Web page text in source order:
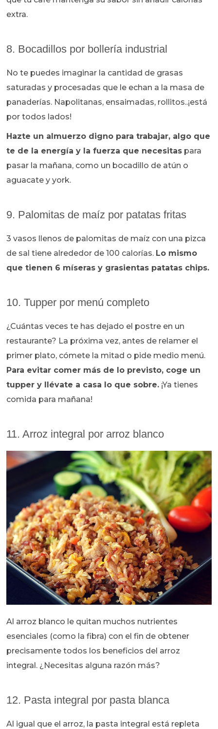
extra.
8. Bocadillos por bollería industrial
No te puedes imaginar la cantidad de grasas
saturadas y procesadas que le echan a la masa de
panaderías. Napolitanas, ensaimadas, rollitos..¡está
por todos lados!
Hazte un almuerzo digno para trabajar, algo que
te de la energía y la fuerza que necesitas para
pasar la mañana, como un bocadillo de atún o
aguacate y york.
9. Palomitas de maíz por patatas fritas
3 vasos llenos de palomitas de maíz con una pizca
de sal tiene alrededor de 100 calorías. Lo mismo
que tienen 6 míseras y grasientas patatas chips.
10. Tupper por menú completo
¿Cuántas veces te has dejado el postre en un
restaurante? La próxima vez, antes de relamer el
primer plato, cómete la mitad o pide medio menú.
Para evitar comer más de lo previsto, coge un
tupper y llévate a casa lo que sobre. ¡Ya tienes
comida para mañana!
11. Arroz integral por arroz blanco
Al arroz blanco le quitan muchos nutrientes
esenciales (como la fibra) con el fin de obtener
precisamente todos los beneficios del arroz
integral. ¿Necesitas alguna razón más?
12. Pasta integral por pasta blanca
Al igual que el arroz, la pasta integral está repleta